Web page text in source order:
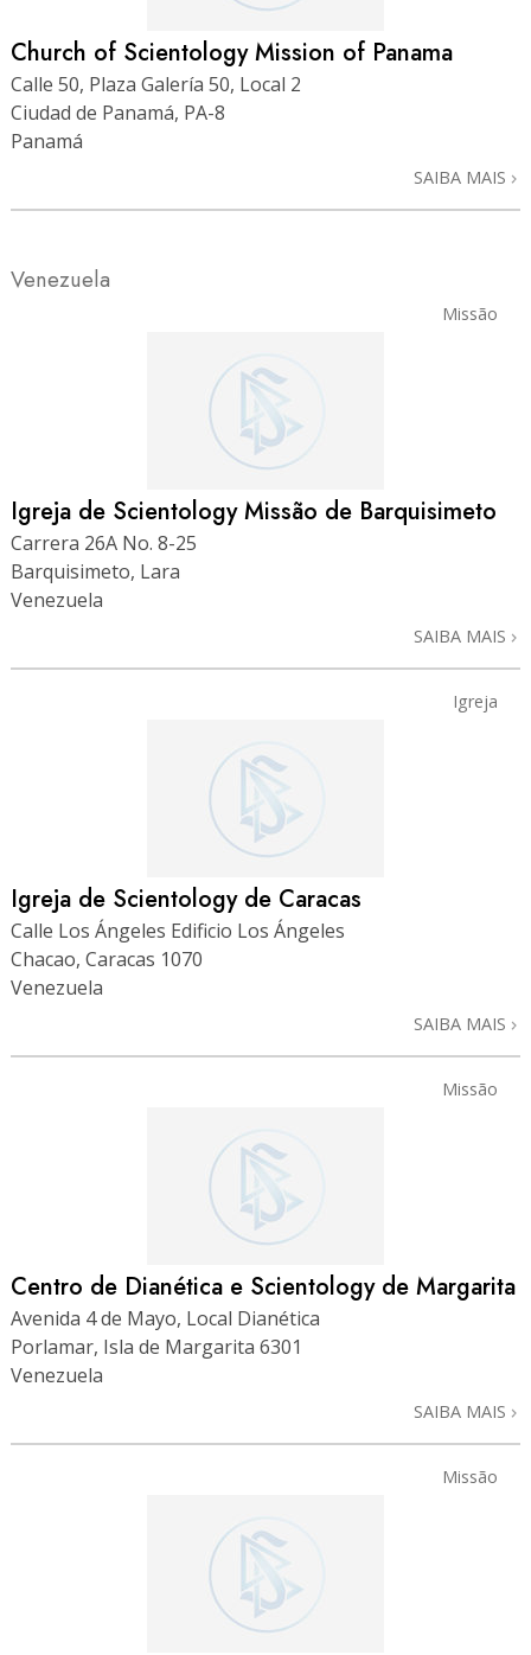
Church of Scientology Mission of Panama
Calle 50, Plaza Galería 50, Local 2
Ciudad de Panamá, PA-8
Panamá
SAIBA MAIS
Venezuela
Missão
Igreja de Scientology Missão de Barquisimeto
Carrera 26A No. 8-25
Barquisimeto, Lara
Venezuela
SAIBA MAIS
Igreja
Igreja de Scientology de Caracas
Calle Los Ángeles Edificio Los Ángeles
Chacao, Caracas 1070
Venezuela
SAIBA MAIS
Missão
Centro de Dianética e Scientology de Margarita
Avenida 4 de Mayo, Local Dianética
Porlamar, Isla de Margarita 6301
Venezuela
SAIBA MAIS
Missão